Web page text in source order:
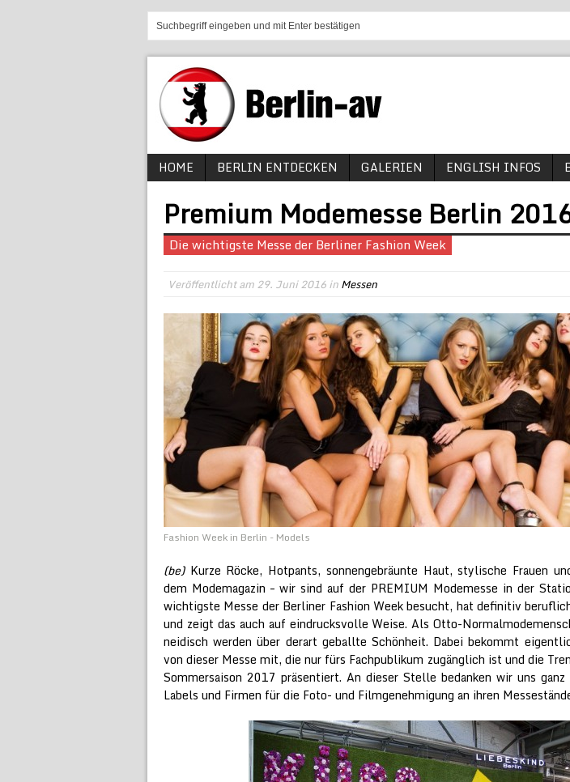
HOME BERLIN ENTDECKEN GALERIEN ENGLISH INFOS
Premium Modemesse Berlin
Die wichtigste Messe der Berliner Fashion Week
Veröffentlicht am29. Juni 2016inMessen
Fashion Week in Berlin - Models
(be)Kurze Röcke, Hotpants, sonnengebräunte Haut, stylische Frauen
dem Modemagazin – wir sind auf der PREMIUM Modemesse in der
wichtigste Messe der Berliner Fashion Week besucht, hat definitiv
und zeigt das auch auf eindrucksvolle Weise. Als Otto-
neidisch werden über derart geballte Schönheit. Dabei bekommt
von dieser Messe mit, die nur fürs Fachpublikum zugänglich ist und die
Sommersaison 2017 präsentiert. An dieser Stelle bedanken wir uns
Labels und Firmen für die Foto- und Filmgenehmigung an ihren